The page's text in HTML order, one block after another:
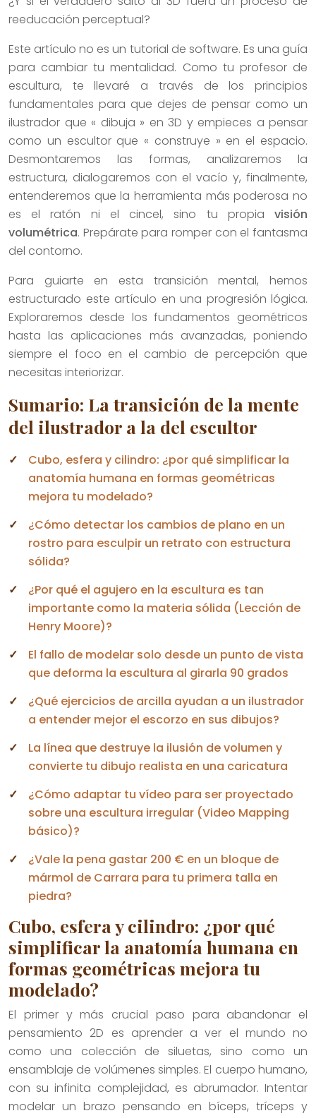
reeducación perceptual?
Este artículo no es un tutorial de software. Es una guía
para cambiar tu mentalidad. Como tu profesor de
escultura, te llevaré a través de los principios
fundamentales para que dejes de pensar como un
ilustrador que « dibuja » en 3D y empieces a pensar
como un escultor que « construye » en el espacio.
Desmontaremos las formas, analizaremos la
estructura, dialogaremos con el vacío y, finalmente,
entenderemos que la herramienta más poderosa no
es el ratón ni el cincel, sino tu propia visión
volumétrica. Prepárate para romper con el fantasma
del contorno.
Para guiarte en esta transición mental, hemos
estructurado este artículo en una progresión lógica.
Exploraremos desde los fundamentos geométricos
hasta las aplicaciones más avanzadas, poniendo
siempre el foco en el cambio de percepción que
necesitas interiorizar.
Sumario: La transición de la mente
del ilustrador a la del escultor
Cubo, esfera y cilindro: ¿por qué simplificar la
anatomía humana en formas geométricas
mejora tu modelado?
¿Cómo detectar los cambios de plano en un
rostro para esculpir un retrato con estructura
sólida?
¿Por qué el agujero en la escultura es tan
importante como la materia sólida (Lección de
Henry Moore)?
El fallo de modelar solo desde un punto de vista
que deforma la escultura al girarla 90 grados
¿Qué ejercicios de arcilla ayudan a un ilustrador
a entender mejor el escorzo en sus dibujos?
La línea que destruye la ilusión de volumen y
convierte tu dibujo realista en una caricatura
¿Cómo adaptar tu vídeo para ser proyectado
sobre una escultura irregular (Video Mapping
básico)?
¿Vale la pena gastar 200 € en un bloque de
mármol de Carrara para tu primera talla en
piedra?
Cubo, esfera y cilindro: ¿por qué
simplificar la anatomía humana en
formas geométricas mejora tu
modelado?
El primer y más crucial paso para abandonar el
pensamiento 2D es aprender a ver el mundo no
como una colección de siluetas, sino como un
ensamblaje de volúmenes simples. El cuerpo humano,
con su infinita complejidad, es abrumador. Intentar
modelar un brazo pensando en bíceps, tríceps y